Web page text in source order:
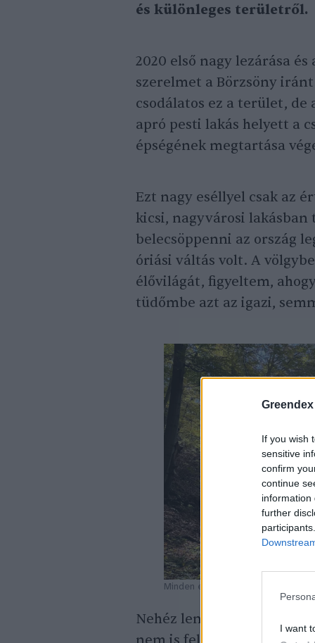
Greendex
If you wish
sensitive
confirm
continue
information
further
I want
és különleges területről.
2020 első nagy lezárása
szerelmet a Börzsöny
csodálatos ez a terület,
apró pesti lakás helyett a
épségének megtartása
Ezt nagy eséllyel csak az
kicsi, nagyvárosi
belecsöppenni az ország
óriási váltás volt. A
élővilágát, figyeltem,
tüdőmbe azt az igazi,
Minden évszakban csodálatos.
Nehéz lenne elfogultság